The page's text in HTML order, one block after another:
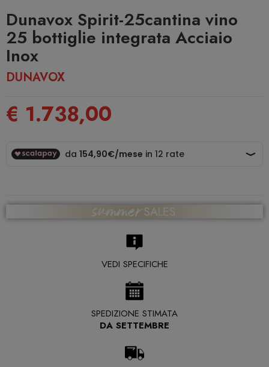
Dunavox Spirit-25cantina vino
25 bottiglie integrata Acciaio
Inox
DUNAVOX
€ 1.738,00
VEDI SPECIFICHE
SPEDIZIONE STIMATA
DA SETTEMBRE